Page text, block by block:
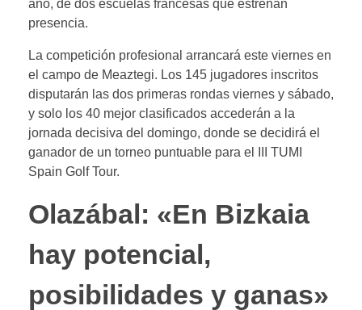
año, de dos escuelas francesas que estrenan
presencia.
La competición profesional arrancará este viernes en
el campo de Meaztegi. Los 145 jugadores inscritos
disputarán las dos primeras rondas viernes y sábado,
y solo los 40 mejor clasificados accederán a la
jornada decisiva del domingo, donde se decidirá el
ganador de un torneo puntuable para el III TUMI
Spain Golf Tour.
Olazábal: «En Bizkaia
hay potencial,
posibilidades y ganas»